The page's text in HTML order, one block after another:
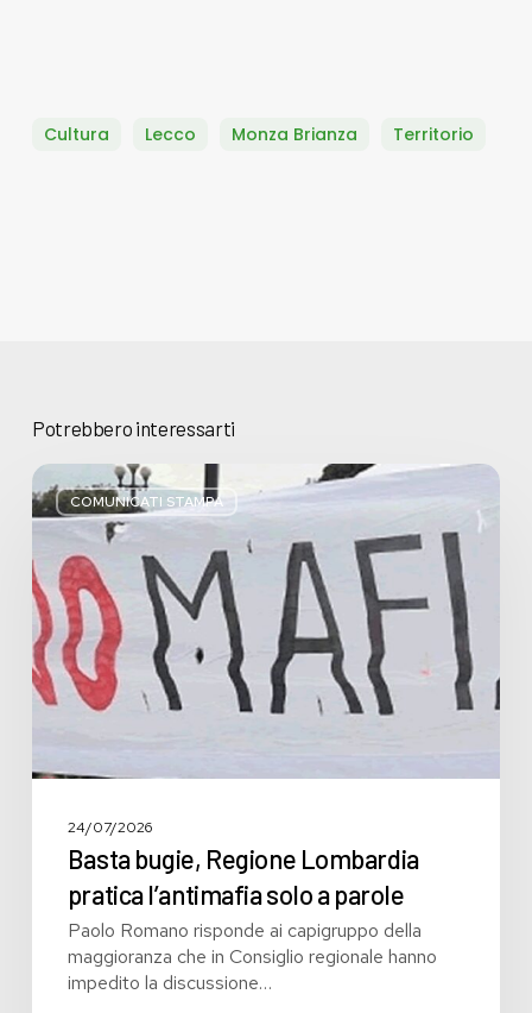
Cultura Lecco Monza Brianza Territorio
Potrebbero interessarti
COMUNICATI STAMPA
Basta
bugie,
Regione
Lombardia
pratica
l’antimafia
solo
a
parole
24/07/2026
Basta bugie, Regione Lombardia
pratica l’antimafia solo a parole
Paolo Romano risponde ai capigruppo della
maggioranza che in Consiglio regionale hanno
impedito la discussione…